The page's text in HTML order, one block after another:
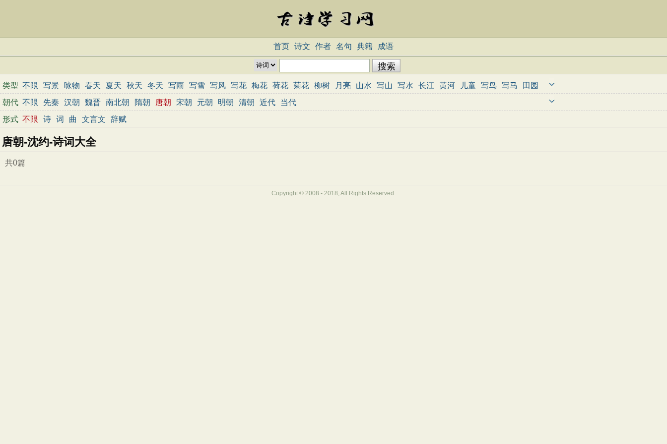
首页 诗文 作者 名句 典籍 成语
类型 不限 写景 咏物 春天 夏天 秋天 冬天 写雨 写雪 写风 写花 梅花 荷花 菊花 柳树 月亮 山水 写山 写水 长江 黄河 儿童 写鸟 写马
田园
边塞
地名 抒情 爱国 离别 送别 思乡 思念 爱情 励志 哲理 闺怨 悼亡 写人
春节 元宵节 寒食节 清明节 端午节 七夕节 中秋节 重阳节 忧国忧民 咏史怀古 宋词精选 小学古诗 初中古诗 高中古诗 古文观止
辞赋精选
小学文言文 初中文言文 高中文言文 古诗十九首 唐诗三百首 古诗三百首 宋词三百首
朝代 不限 先秦 汉朝 魏晋 南北朝 隋朝 唐朝 宋朝 元朝 明朝 清朝 近代
当代
形式 不限 诗 词 曲 文言文 辞赋
唐朝-沈约-诗词大全
共0篇
Copyright © 2008 - 2018, All Rights Reserved.